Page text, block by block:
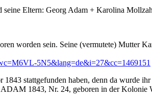
Eltern: Georg Adam + Karolina
worden sein. Seine (vermutete)
5N5&lang=de&i=27&cc=1469151
stattgefunden haben, denn da wurde
1843, Nr. 24, geboren in der